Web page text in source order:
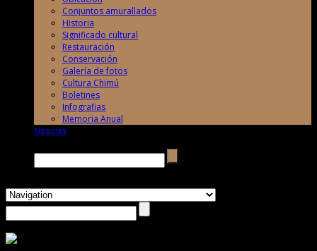
Conjuntos amurallados
Historia
Significado cultural
Restauración
Conservación
Galería de fotos
Cultura Chimú
Boletines
Infografias
Memoria Anual
Noticias